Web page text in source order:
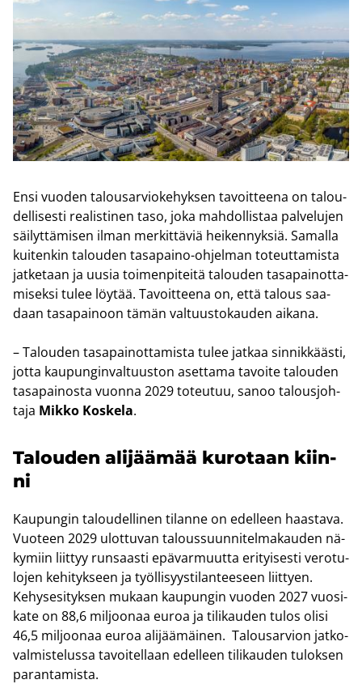
Ensi vuo­den ta­lous­ar­vio­ke­hyk­sen ta­voit­tee­na on ta­lou­
del­li­ses­ti rea­lis­ti­nen taso, joka mah­dol­lis­taa pal­ve­lu­jen
säi­lyt­tä­mi­sen ilman mer­kit­tä­viä hei­ken­nyk­siä. Sa­mal­la
kui­ten­kin ta­lou­den tasapaino-​ohjelman to­teut­ta­mis­ta
jat­ke­taan ja uusia toi­men­pi­tei­tä ta­lou­den ta­sa­pai­not­ta­
mi­sek­si tulee löy­tää. Ta­voit­tee­na on, että ta­lous saa­
daan ta­sa­pai­noon tämän val­tuus­to­kau­den ai­ka­na.
– Ta­lou­den ta­sa­pai­not­ta­mis­ta tulee jat­kaa sin­nik­kääs­ti,
jotta kau­pun­gin­val­tuus­ton aset­ta­ma ta­voi­te ta­lou­den
ta­sa­pai­nos­ta vuon­na 2029 to­teu­tuu, sanoo ta­lous­joh­
ta­ja Mikko Kos­ke­la.
Ta­lou­den ali­jää­mää ku­ro­taan kiin­
ni
Kau­pun­gin ta­lou­del­li­nen ti­lan­ne on edel­leen haas­ta­va.
Vuo­teen 2029 ulot­tu­van ta­lous­suun­ni­tel­ma­kau­den nä­
ky­miin liit­tyy run­saas­ti epä­var­muut­ta eri­tyi­ses­ti ve­ro­tu­
lo­jen ke­hi­tyk­seen ja työl­li­syys­ti­lan­tee­seen liit­tyen.
Ke­hys­esi­tyk­sen mu­kaan kau­pun­gin vuo­den 2027 vuo­si­
ka­te on 88,6 mil­joo­naa euroa ja ti­li­kau­den tulos olisi
46,5 mil­joo­naa euroa ali­jää­mäi­nen. Ta­lous­ar­vion jat­ko­
val­mis­te­lus­sa ta­voi­tel­laan edel­leen ti­li­kau­den tu­lok­sen
pa­ran­ta­mis­ta.